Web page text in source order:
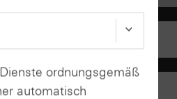
ordnungsgemäß
automatisch